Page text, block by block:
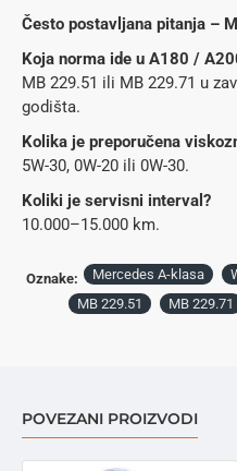
Često postavljana pitanja –
Koja norma ide u A180 /
MB 229.51 ili MB 229.71 u
godišta.
Kolika je preporučena
5W-30, 0W-20 ili 0W-30.
Koliki je servisni interval?
10.000–15.000 km.
Oznake: Mercedes A-klasa
MB 229.51
MB 229.71
POVEZANI PROIZVODI